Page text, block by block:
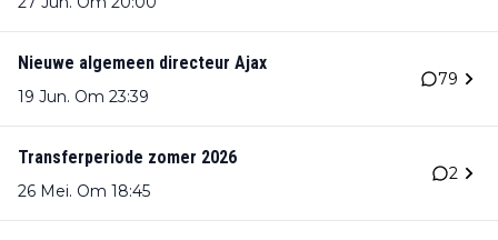
Nieuwe algemeen directeur Ajax
19 Jun. Om 23:39
79
Transferperiode zomer 2026
26 Mei. Om 18:45
2